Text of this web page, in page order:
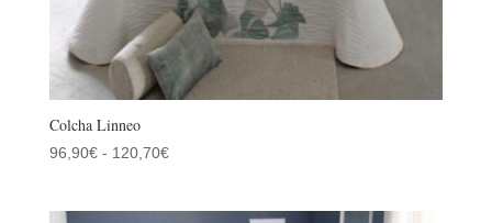
Colcha Linneo
96,90€ - 120,70€Rango